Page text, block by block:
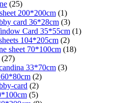
(25)
200*200cm (1)
card 36*28cm (3)
Card 35*55cm (1)
104*205cm (2)
sheet 70*100cm (18)
(27)
33*70cm (3)
(2)
card (2)
(5)